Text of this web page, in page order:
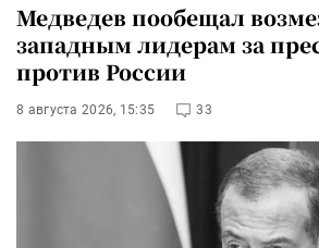
Медведев пообещал
западным лидерам за
против России
8 августа 2026, 15:35 33